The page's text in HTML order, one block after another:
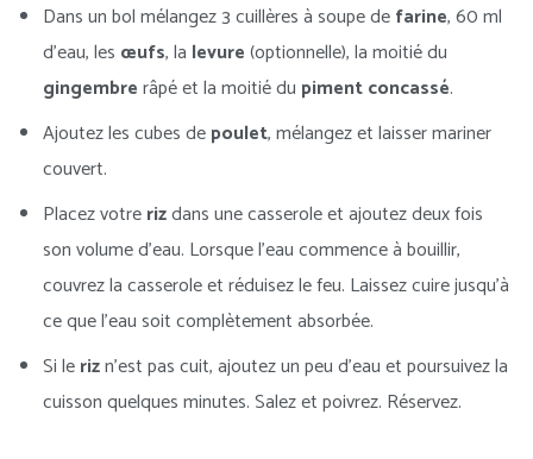
Dans un bol mélangez 3 cuillères à soupe defarine, 60 ml
d’eau, les œufs, la levure(optionnelle), la moitié du
gingembrerâpé et la moitié du piment concassé.
Ajoutez les cubes depoulet, mélangez et laisser mariner
couvert.
Placez votrerizdans une casserole et ajoutez deux fois
son volume d’eau. Lorsque l’eau commence à bouillir,
couvrez la casserole et réduisez le feu. Laissez cuire jusqu’à
ce que l’eau soit complètement absorbée.
Si lerizn’est pas cuit, ajoutez un peu d’eau et poursuivez la
cuisson quelques minutes. Salez et poivrez. Réservez.